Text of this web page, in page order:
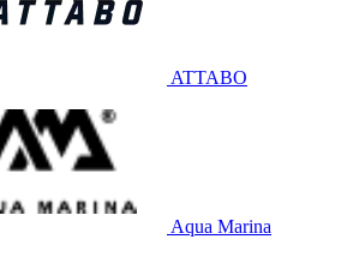
ATTABO
Aqua Marina